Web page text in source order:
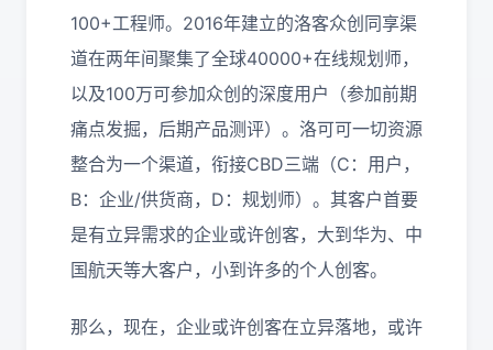
100+工程师。2016年建立的洛客众创同享渠
道在两年间聚集了全球40000+在线规划师，
以及100万可参加众创的深度用户（参加前期
痛点发掘，后期产品测评）。洛可可一切资源
整合为一个渠道，衔接CBD三端（C：用户，
B：企业/供货商，D：规划师）。其客户首要
是有立异需求的企业或许创客，大到华为、中
国航天等大客户，小到许多的个人创客。
那么，现在，企业或许创客在立异落地，或许